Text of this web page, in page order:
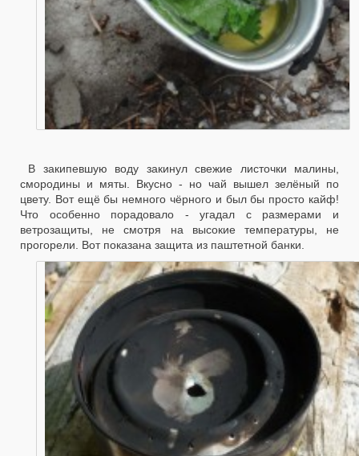
В закипевшую воду закинул свежие листочки малины,
смородины и мяты. Вкусно - но чай вышел зелёный по
цвету. Вот ещё бы немного чёрного и был бы просто кайф!
Что особенно порадовало - угадал с размерами и
ветрозащиты, не смотря на высокие температуры, не
прогорели. Вот показана защита из паштетной банки.